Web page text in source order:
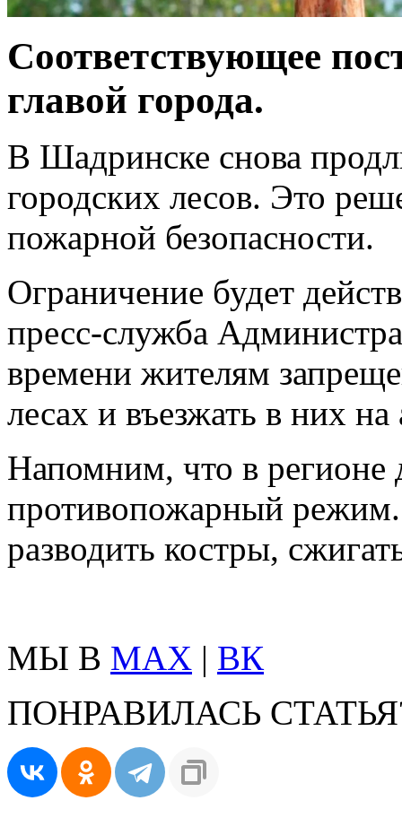
Соответствующее
главой города.
В Шадринске снова
городских лесов. Это
пожарной безопасности.
Ограничение будет
пресс-служба
времени жителям
лесах и въезжать в них
Напомним, что в регионе
противопожарный
разводить костры,
МЫ В MAX | ВК
ПОНРАВИЛАСЬ